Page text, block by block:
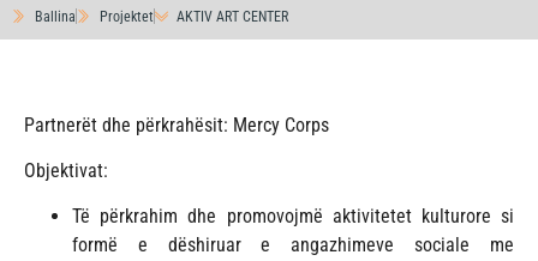
Ballina Projektet AKTIV ART CENTER
Partnerët dhe përkrahësit: Mercy Corps
Objektivat:
Të përkrahim dhe promovojmë aktivitetet kulturore si
formë e dëshiruar e angazhimeve sociale me